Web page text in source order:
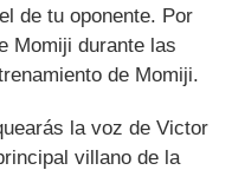
de tu oponente. Por
Momiji durante las
de Momiji.
la voz de Victor
villano de la